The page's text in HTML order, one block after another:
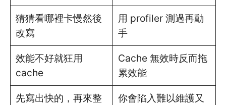
猜猜看哪裡卡慢然後
改寫
用 profiler 測過再動
手
效能不好就狂用
cache
Cache 無效時反而拖
累效能
先寫出快的，再來整
你會陷入難以維護又